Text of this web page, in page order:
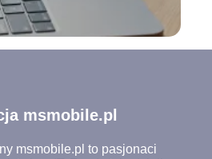
msmobile.pl
msmobile.pl to pasjonaci